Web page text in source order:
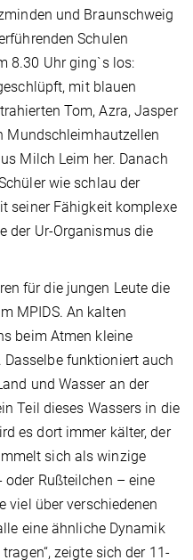
und Braunschweig
Schulen
8.30 Uhr ging`s los:
mit blauen
Tom, Azra, Jasper
Mundschleimhautzellen
Milch Leim her. Danach
wie schlau der
seiner Fähigkeit komplexe
der Ur-Organismus die
für die jungen Leute die
MPIDS. An kalten
beim Atmen kleine
funktioniert auch
und Wasser an der
Teil dieses Wassers in die
es dort immer kälter, der
sich als winzige
Rußteilchen – eine
viel über verschiedenen
eine ähnliche Dynamik
zeigte sich der 11-